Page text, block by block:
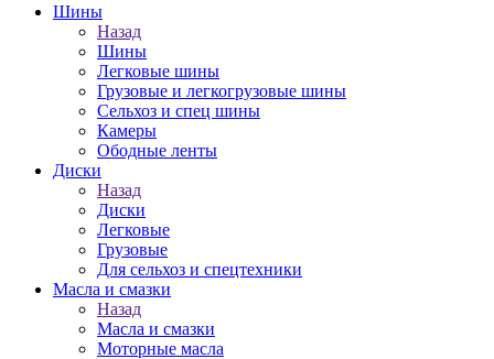
Шины
Назад
Шины
Легковые шины
Грузовые и легкогрузовые шины
Сельхоз и спец шины
Камеры
Ободные ленты
Диски
Назад
Диски
Легковые
Грузовые
Для сельхоз и спецтехники
Масла и смазки
Назад
Масла и смазки
Моторные масла